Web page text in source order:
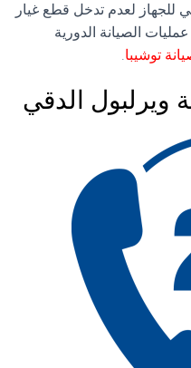
للجهاز لعدم تدخل قطع غيار
الصيانة الدورية
توشيبا.
ويرلبول الدقي